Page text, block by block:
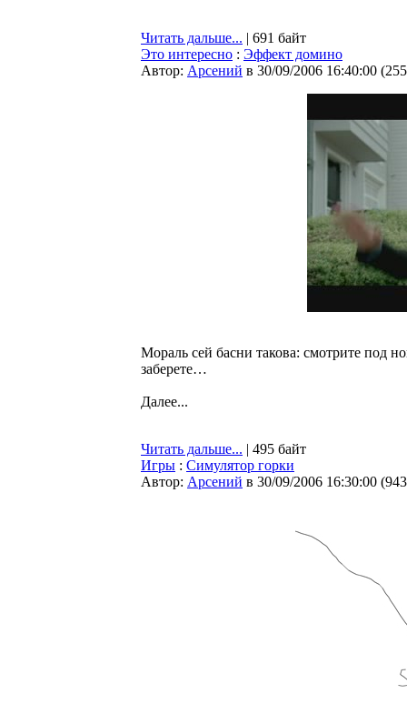
Читать дальше... | 691 байт
Это интересно : Эффект домино
Автор: Арсений в 30/09/2006 16:40:00 (
Мораль сей басни такова: смотрите под
заберете…
Далее...
Читать дальше... | 495 байт
Игры : Cимулятор горки
Автор: Арсений в 30/09/2006 16:30:00 (